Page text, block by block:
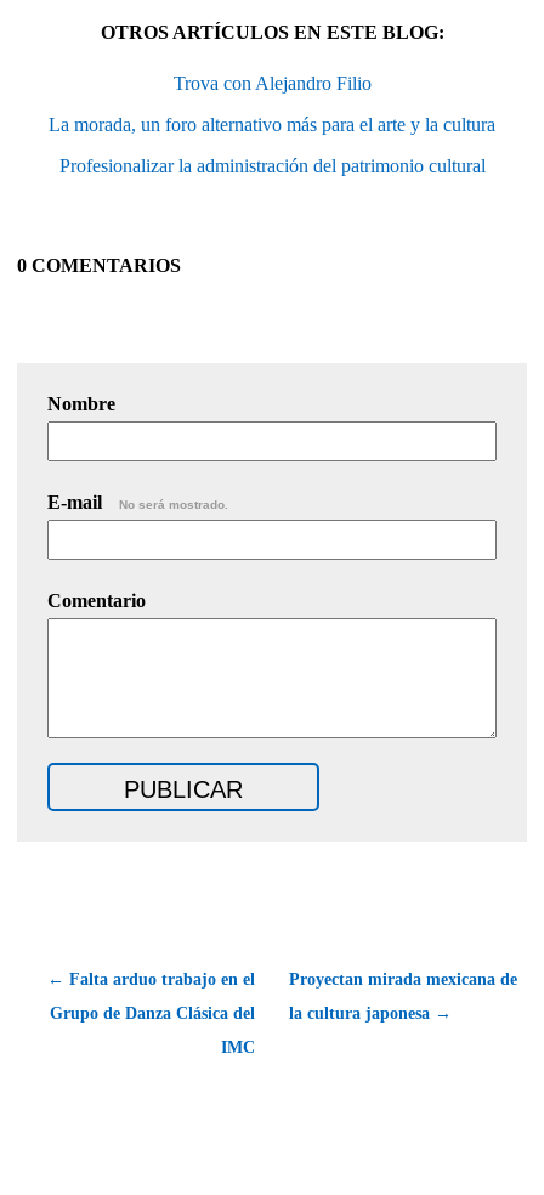
OTROS ARTÍCULOS EN ESTE BLOG:
Trova con Alejandro Filio
La morada, un foro alternativo más para el arte y la cultura
Profesionalizar la administración del patrimonio cultural
0 COMENTARIOS
Nombre
E-mail No será mostrado.
Comentario
← Falta arduo trabajo en el
Grupo de Danza Clásica del
IMC
Proyectan mirada mexicana de
la cultura japonesa →